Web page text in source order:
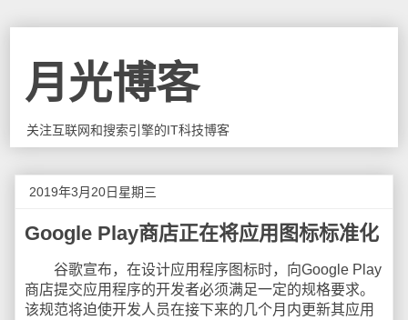
月光博客
关注互联网和搜索引擎的IT科技博客
2019年3月20日星期三
Google Play商店正在将应用图标标准化
谷歌宣布，在设计应用程序图标时，向Google Play
商店提交应用程序的开发者必须满足一定的规格要求。
该规范将迫使开发人员在接下来的几个月内更新其应用